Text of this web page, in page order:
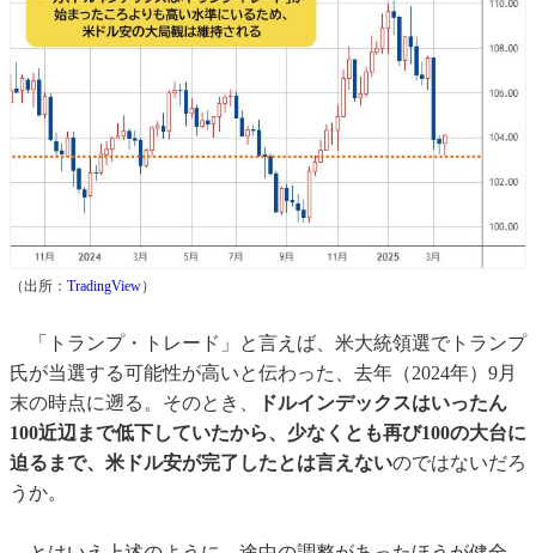
（出所： TradingView）
「トランプ・トレード」と言えば、米大統領選でトランプ
氏が当選する可能性が高いと伝わった、去年（2024年）9月
末の時点に遡る。そのとき、
ドルインデックスはいったん
100近辺まで低下していたから、少なくとも再び100の大台に
迫るまで、米ドル安が完了したとは言えないのではないだろ
うか。